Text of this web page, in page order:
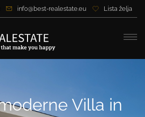
info@best-realestate.eu Lista želja
Villa in